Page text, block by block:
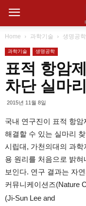
Home 과학기술 생명공학
과학기술 생명공학
표적 항암
차단 실마
2015년 11월 8일
국내 연구진이 표적 항
해결할 수 있는 실마리
시립대, 가천의대의 과
용 원리를 처음으로 밝
보인다. 연구 결과는 자
커뮤니케이션즈(Nature
(Ji-Sun Lee and